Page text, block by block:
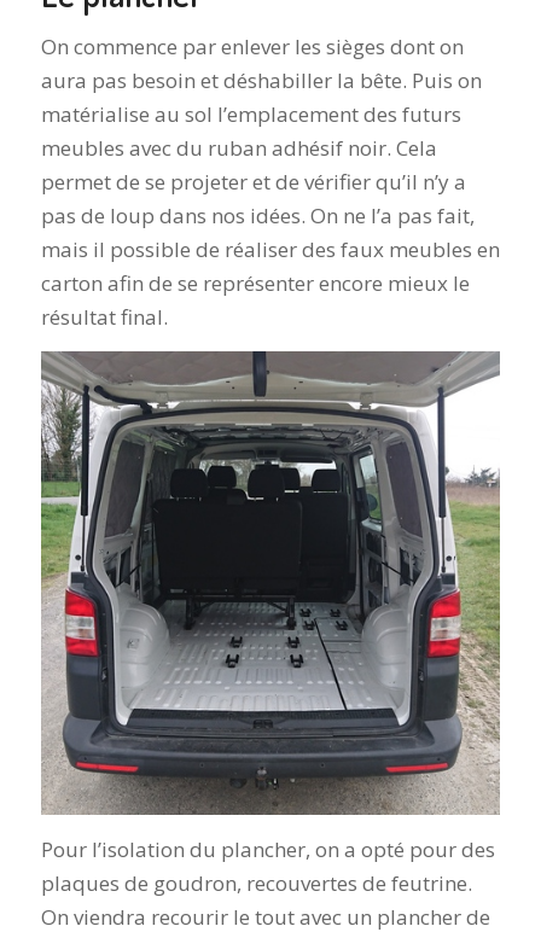
On commence par enlever les sièges dont on
aura pas besoin et déshabiller la bête. Puis on
matérialise au sol l’emplacement des futurs
meubles avec du ruban adhésif noir. Cela
permet de se projeter et de vérifier qu’il n’y a
pas de loup dans nos idées. On ne l’a pas fait,
mais il possible de réaliser des faux meubles en
carton afin de se représenter encore mieux le
résultat final.
Pour l’isolation du plancher, on a opté pour des
plaques de goudron, recouvertes de feutrine.
On viendra recourir le tout avec un plancher de